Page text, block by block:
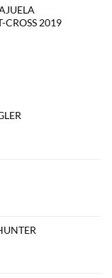
CROSS 2019